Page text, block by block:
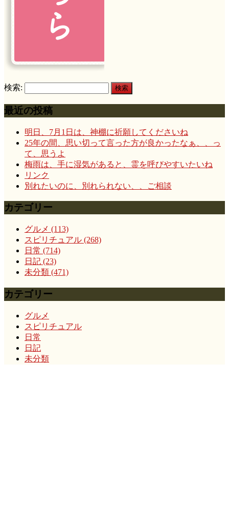
検索:
最近の投稿
明日、7月1日は、神棚に祈願してくださいね
25年の間、思い切って言った方が良かったなぁ、、っ
て、思うよ
梅雨は、手に湿気があると、霊を呼びやすいたいね
リンク
別れたいのに、別れられない、、ご相談
カテゴリー
グルメ (113)
スピリチュアル (268)
日常 (714)
日記 (23)
未分類 (471)
カテゴリー
グルメ
スピリチュアル
日常
日記
未分類